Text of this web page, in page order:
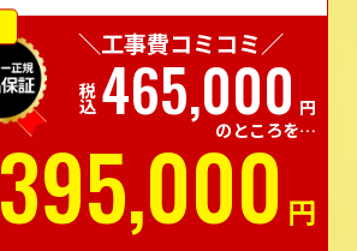
＼工事費コミコミ／
税込465,000 円
のところを…
395,000 円